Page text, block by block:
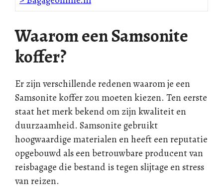
Waarom een Samsonite
koffer?
Er zijn verschillende redenen waarom je een
Samsonite koffer zou moeten kiezen. Ten eerste
staat het merk bekend om zijn kwaliteit en
duurzaamheid. Samsonite gebruikt
hoogwaardige materialen en heeft een reputatie
opgebouwd als een betrouwbare producent van
reisbagage die bestand is tegen slijtage en stress
van reizen.